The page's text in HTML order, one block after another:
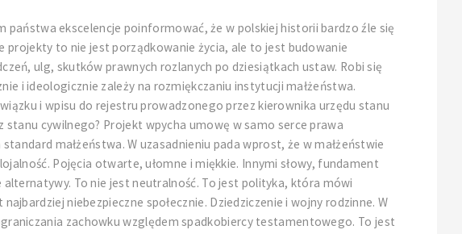
państwa ekscelencje poinformować, że w polskiej historii bardzo źle się
projekty to nie jest porządkowanie życia, ale to jest budowanie
ulg, skutków prawnych rozlanych po dziesiątkach ustaw. Robi się
i ideologicznie zależy na rozmiękczaniu instytucji małżeństwa.
i wpisu do rejestru prowadzonego przez kierownika urzędu stanu
cywilnego? Projekt wpycha umowę w samo serce prawa
małżeństwa. W uzasadnieniu pada wprost, że w małżeństwie
Pojęcia otwarte, ułomne i miękkie. Innymi słowy, fundament
To nie jest neutralność. To jest polityka, która mówi
niebezpieczne społecznie. Dziedziczenie i wojny rodzinne. W
zachowku względem spadkobiercy testamentowego. To jest